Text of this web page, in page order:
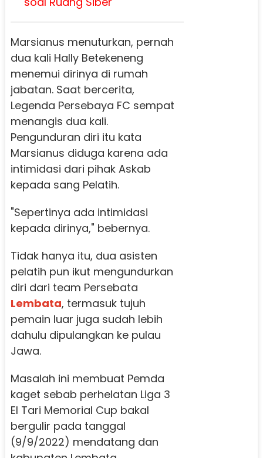
Marsianus menuturkan, pernah
dua kali Hally Betekeneng
menemui dirinya di rumah
jabatan. Saat bercerita,
Legenda Persebaya FC sempat
menangis dua kali.
Pengunduran diri itu kata
Marsianus diduga karena ada
intimidasi dari pihak Askab
kepada sang Pelatih.
"Sepertinya ada intimidasi
kepada dirinya," bebernya.
Tidak hanya itu, dua asisten
pelatih pun ikut mengundurkan
diri dari team Persebata
Lembata, termasuk tujuh
pemain luar juga sudah lebih
dahulu dipulangkan ke pulau
Jawa.
Masalah ini membuat Pemda
kaget sebab perhelatan Liga 3
El Tari Memorial Cup bakal
bergulir pada tanggal
(9/9/2022) mendatang dan